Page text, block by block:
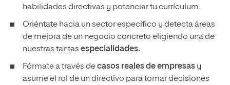
habilidades directivas y potenciar tu currículum.
Oriéntate hacia un sector específico y detecta áreas
de mejora de un negocio concreto eligiendo una de
nuestras tantas especialidades.
Fórmate a través decasos reales de empresas y
asume el rol de un directivo para tomar decisiones